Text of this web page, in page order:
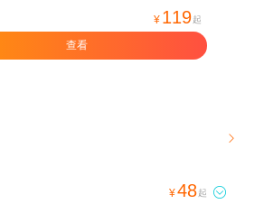
¥ 119 起
查看

¥48起 